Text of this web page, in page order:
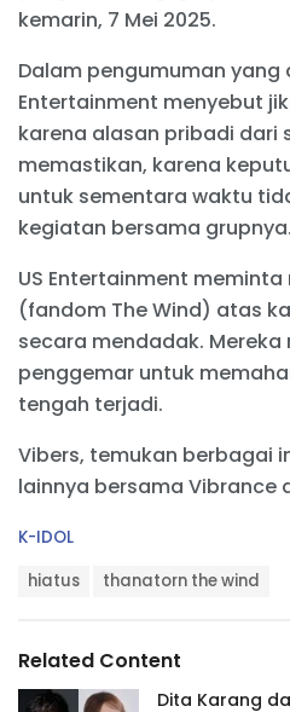
kemarin, 7 Mei 2025.
Dalam pengumuman yang
Entertainment menyebut
karena alasan pribadi dari
memastikan, karena
untuk sementara waktu
kegiatan bersama grupnya.
US Entertainment meminta
(fandom The Wind) atas
secara mendadak.
penggemar untuk
tengah terjadi.
Vibers, temukan berbagai
lainnya bersama Vibrance
C
r
i
K-IDOL
:
hiatus thanatorn the wind
Related Content
Dita Karang